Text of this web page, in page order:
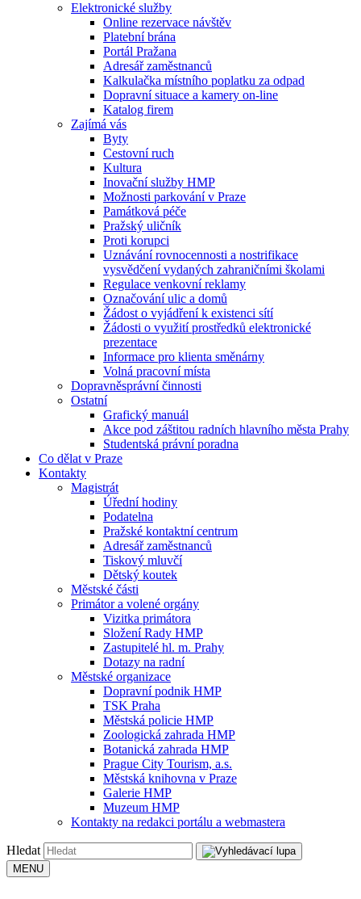
Elektronické služby
Online rezervace návštěv
Platební brána
Portál Pražana
Adresář zaměstnanců
Kalkulačka místního poplatku za odpad
Dopravní situace a kamery on-line
Katalog firem
Zajímá vás
Byty
Cestovní ruch
Kultura
Inovační služby HMP
Možnosti parkování v Praze
Památková péče
Pražský uličník
Proti korupci
Uznávání rovnocennosti a nostrifikace
vysvědčení vydaných zahraničními školami
Regulace venkovní reklamy
Označování ulic a domů
Žádost o vyjádření k existenci sítí
Žádosti o využití prostředků elektronické
prezentace
Informace pro klienta směnárny
Volná pracovní místa
Dopravněsprávní činnosti
Ostatní
Grafický manuál
Akce pod záštitou radních hlavního města Prahy
Studentská právní poradna
Co dělat v Praze
Kontakty
Magistrát
Úřední hodiny
Podatelna
Pražské kontaktní centrum
Adresář zaměstnanců
Tiskový mluvčí
Dětský koutek
Městské části
Primátor a volené orgány
Vizitka primátora
Složení Rady HMP
Zastupitelé hl. m. Prahy
Dotazy na radní
Městské organizace
Dopravní podnik HMP
TSK Praha
Městská policie HMP
Zoologická zahrada HMP
Botanická zahrada HMP
Prague City Tourism, a.s.
Městská knihovna v Praze
Galerie HMP
Muzeum HMP
Kontakty na redakci portálu a webmastera
Hledat
MENU